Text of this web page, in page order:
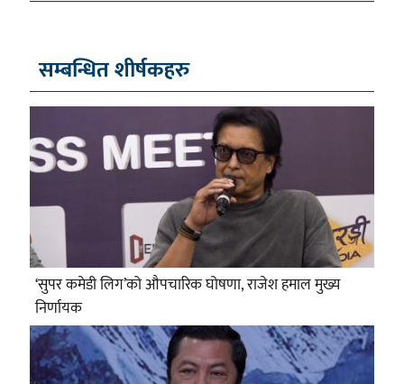
सम्बन्धित शीर्षकहरु
‘सुपर कमेडी लिग’को औपचारिक घोषणा, राजेश हमाल मुख्य
निर्णायक